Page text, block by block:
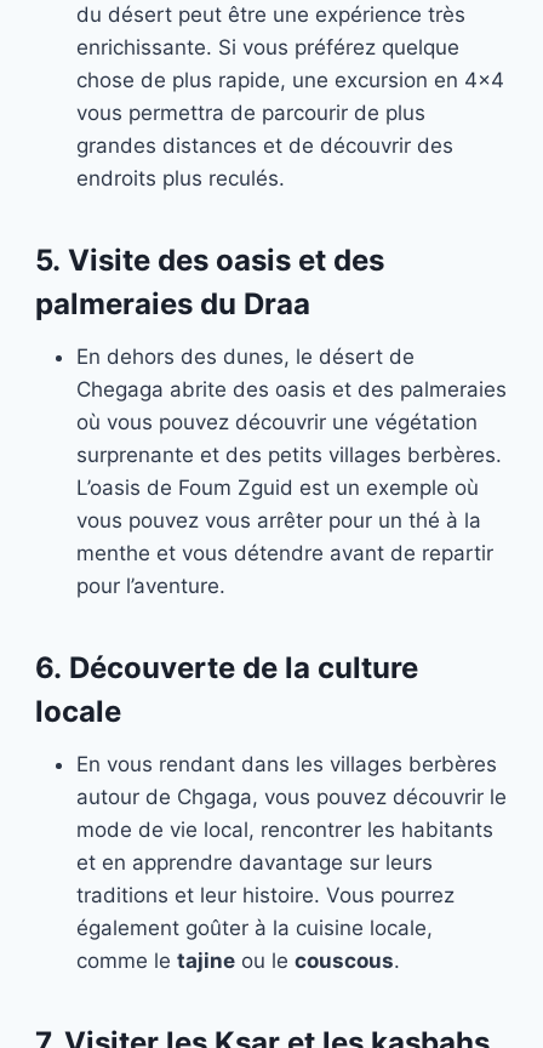
du désert peut être une expérience très
enrichissante. Si vous préférez quelque
chose de plus rapide, une excursion en 4×4
vous permettra de parcourir de plus
grandes distances et de découvrir des
endroits plus reculés.
5.Visite des oasis et des
palmeraies du Draa
En dehors des dunes, le désert de
Chegaga abrite des oasis et des palmeraies
où vous pouvez découvrir une végétation
surprenante et des petits villages berbères.
L’oasis de Foum Zguid est un exemple où
vous pouvez vous arrêter pour un thé à la
menthe et vous détendre avant de repartir
pour l’aventure.
6. Découverte de la culture
locale
En vous rendant dans les villages berbères
autour de Chgaga, vous pouvez découvrir le
mode de vie local, rencontrer les habitants
et en apprendre davantage sur leurs
traditions et leur histoire. Vous pourrez
également goûter à la cuisine locale,
comme letajine ou lecouscous.